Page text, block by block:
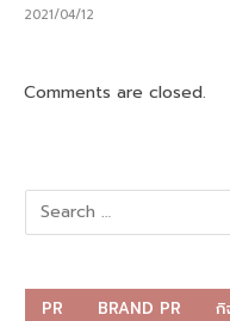
2021/04/12
Comments are closed.
PR BRAND PR กิ